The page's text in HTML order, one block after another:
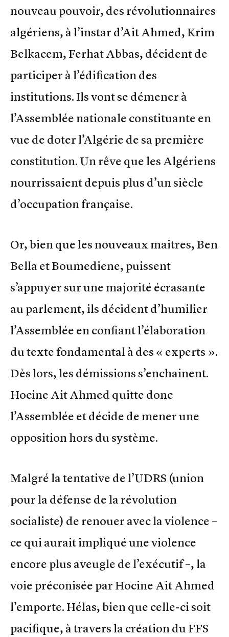
nouveau pouvoir, des révolutionnaires
algériens, à l’instar d’Ait Ahmed, Krim
Belkacem, Ferhat Abbas, décident de
participer à l’édification des
institutions. Ils vont se démener à
l’Assemblée nationale constituante en
vue de doter l’Algérie de sa première
constitution. Un rêve que les Algériens
nourrissaient depuis plus d’un siècle
d’occupation française.
Or, bien que les nouveaux maitres, Ben
Bella et Boumediene, puissent
s’appuyer sur une majorité écrasante
au parlement, ils décident d’humilier
l’Assemblée en confiant l’élaboration
du texte fondamental à des « experts ».
Dès lors, les démissions s’enchainent.
Hocine Ait Ahmed quitte donc
l’Assemblée et décide de mener une
opposition hors du système.
Malgré la tentative de l’UDRS (union
pour la défense de la révolution
socialiste) de renouer avec la violence –
ce qui aurait impliqué une violence
encore plus aveugle de l’exécutif –, la
voie préconisée par Hocine Ait Ahmed
l’emporte. Hélas, bien que celle-ci soit
pacifique, à travers la création du FFS